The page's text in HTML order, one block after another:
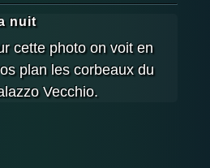
nuit
cette photo on voit en
plan les corbeaux du
Vecchio.